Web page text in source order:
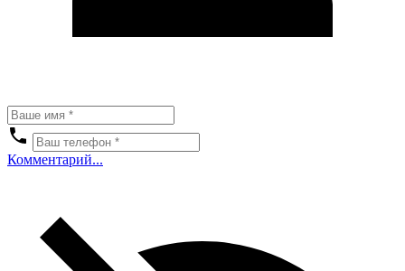
Комментарий...